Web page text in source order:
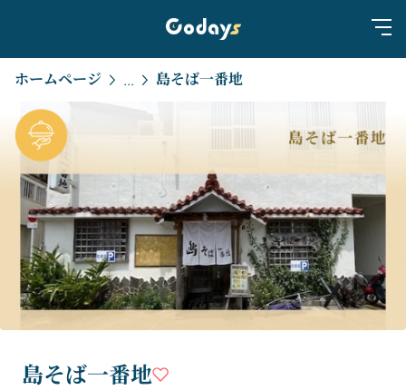
ホームページ ... 島そば一番地
島そば一番地